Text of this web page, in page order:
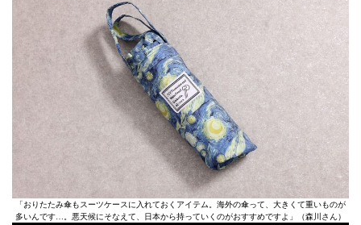
「おりたたみ傘もスーツケースに入れておくアイテム。海外の傘って、大きくて重いものが
多いんです…。悪天候にそなえて、日本から持っていくのがおすすめですよ」（森川さん）